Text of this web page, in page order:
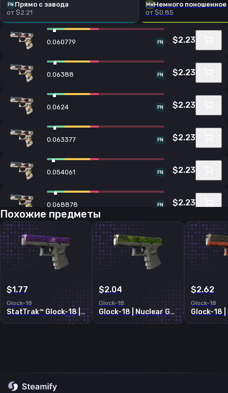
FN Прямо с завода
от $2.21
MWНемного поношенное
от $0.85
0.060779 FN $2.23
0.06388 FN $2.23
0.0624 FN $2.23
0.063377 FN $2.23
0.054061 FN $2.23
0.068878 FN $2.23
0.061677 FN $2.23
0.064489
Похожие предметы
$1.77
Glock-18
StatTrak™ Glock-18 | Moonrise
$2.04
Glock-18
Glock-18 | Nuclear Garden
$2.62
Glock-18